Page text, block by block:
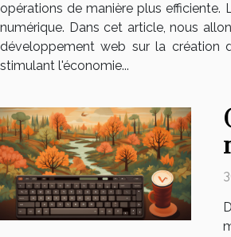
opérations de manière plus
numérique. Dans cet article, nous
développement web sur la création
stimulant l'économie...